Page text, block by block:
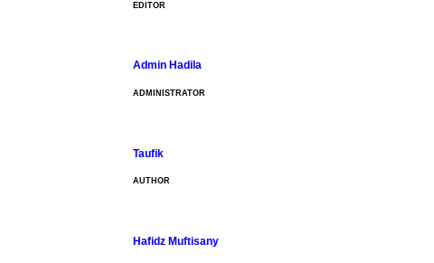
EDITOR
Admin Hadila
ADMINISTRATOR
Taufik
AUTHOR
Hafidz Muftisany